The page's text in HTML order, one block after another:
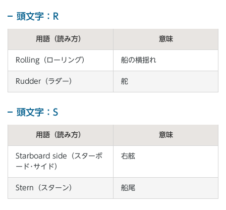
頭文字：R
用語（読み方） 意味
Rolling（ローリング） 船の横揺れ
Rudder（ラダー） 舵
頭文字：S
用語（読み方） 意味
Starboard side（スターボ
ード･サイド）
右舷
Stern（スターン） 船尾